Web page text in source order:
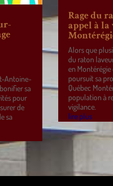
Antoine-
sa
pour
de
sa
Rage du
appel à
Alors que
du raton
en
poursuit sa
Québec
population à
vigilance.
lire plus